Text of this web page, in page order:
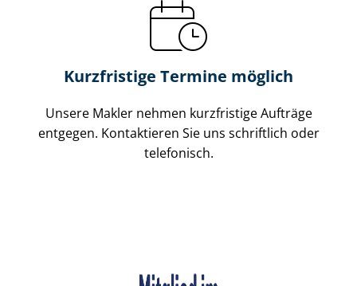
Kurzfristige Termine möglich
Unsere Makler nehmen kurzfristige Aufträge
entgegen. Kontaktieren Sie uns schriftlich oder
telefonisch.